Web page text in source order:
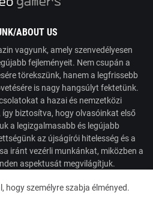
ABOUT US
vagyunk, amely szenvedélyesen
fejleményeit. Nem csupán a
törekszünk, hanem a legfrissebb
is nagy hangsúlyt fektetünk.
a hazai és nemzetközi
biztosítva, hogy olvasóinkat első
a legizgalmasabb és legújabb
az újságírói hitelesség és a
iránt vezérli munkánkat, miközben a
aspektusát megvilágítjuk.
hogy személyre szabja élményed.